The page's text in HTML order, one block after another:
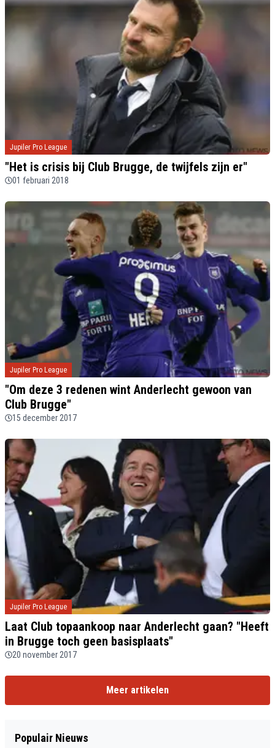
Jupiler Pro League
"Het is crisis bij Club Brugge, de twijfels zijn er"
01 februari 2018
Jupiler Pro League
"Om deze 3 redenen wint Anderlecht gewoon van
Club Brugge"
15 december 2017
Jupiler Pro League
Laat Club topaankoop naar Anderlecht gaan? "Heeft
in Brugge toch geen basisplaats"
20 november 2017
Meer artikelen
Populair Nieuws